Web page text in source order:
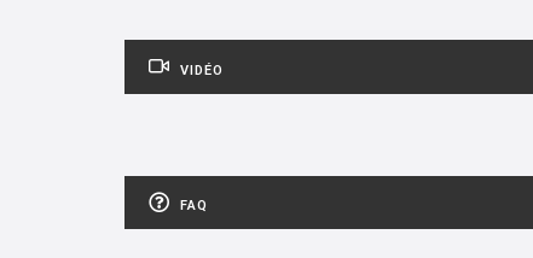
VIDÉO
FAQ